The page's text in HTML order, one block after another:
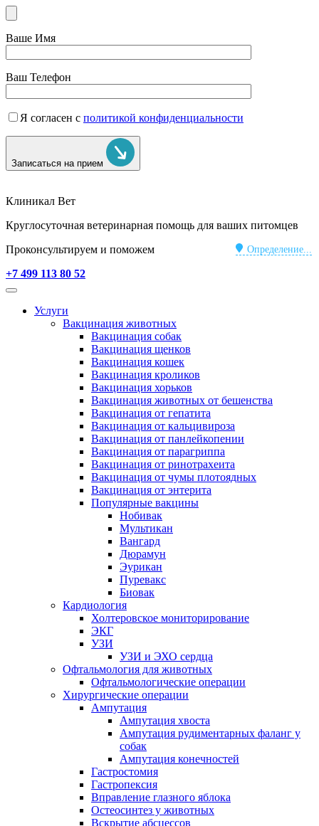
Ваше Имя
Ваш Телефон
Я согласен с политикой конфиденциальности
Записаться на прием
Клиникал Вет
Круглосуточная ветеринарная помощь для ваших питомцев
Определение...
Проконсультируем и поможем
+7 499 113 80 52
Услуги
Вакцинация животных
Вакцинация собак
Вакцинация щенков
Вакцинация кошек
Вакцинация кроликов
Вакцинация хорьков
Вакцинация животных от бешенства
Вакцинация от гепатита
Вакцинация от кальцивироза
Вакцинация от панлейкопении
Вакцинация от парагриппа
Вакцинация от ринотрахеита
Вакцинация от чумы плотоядных
Вакцинация от энтерита
Популярные вакцины
Нобивак
Мультикан
Вангард
Дюрамун
Эурикан
Пуревакс
Биовак
Кардиология
Холтеровское мониторирование
ЭКГ
УЗИ
УЗИ и ЭХО сердца
Офтальмология для животных
Офтальмологические операции
Хирургические операции
Ампутация
Ампутация хвоста
Ампутация рудиментарных фаланг у
собак
Ампутация конечностей
Гастростомия
Гастропексия
Вправление глазного яблока
Остеосинтез у животных
Вскрытие абсцессов